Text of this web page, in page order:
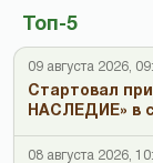
Топ-5
09 августа 2026,
Стартовал
НАСЛЕДИЕ» в
08 августа 2026,